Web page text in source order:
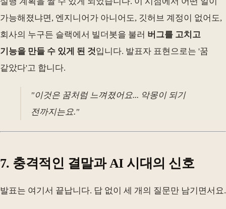
가능해졌냐면, 엔지니어가 아니어도, 깃허브 계정이 없어도,
회사의 누구든 슬랙에서 빌더봇을 불러 버그를 고치고
기능을 만들 수 있게 된 것입니다. 발표자 표현으로는 '꿈
같았다'고 합니다.
"이것은 꿈처럼 느껴졌어요... 악몽이 되기
전까지는요."
7. 충격적인 결말과 AI 시대의 신호
발표는 여기서 끝납니다. 답 없이 세 개의 질문만 남기면서요.